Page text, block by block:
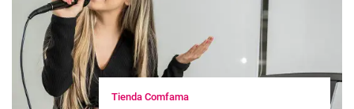
Tienda Comfama